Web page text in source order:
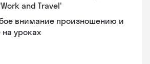
and Travel'
внимание произношению и
уроках